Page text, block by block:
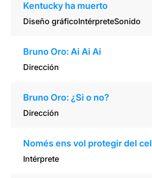
Kentucky ha muerto
Diseño gráficoIntérpreteSonido
Bruno Oro: Ai Ai Ai
Dirección
Bruno Oro: ¿Si o no?
Dirección
Només ens vol protegir del cel
Intérprete